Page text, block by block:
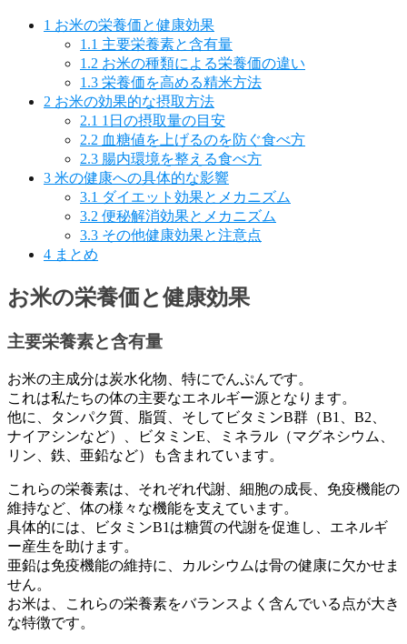
1 お米の栄養価と健康効果
1.1 主要栄養素と含有量
1.2 お米の種類による栄養価の違い
1.3 栄養価を高める精米方法
2 お米の効果的な摂取方法
2.1 1日の摂取量の目安
2.2 血糖値を上げるのを防ぐ食べ方
2.3 腸内環境を整える食べ方
3 米の健康への具体的な影響
3.1 ダイエット効果とメカニズム
3.2 便秘解消効果とメカニズム
3.3 その他健康効果と注意点
4 まとめ
お米の栄養価と健康効果
主要栄養素と含有量
お米の主成分は炭水化物、特にでんぷんです。
これは私たちの体の主要なエネルギー源となります。
他に、タンパク質、脂質、そしてビタミンB群（B1、B2、
ナイアシンなど）、ビタミンE、ミネラル（マグネシウム、
リン、鉄、亜鉛など）も含まれています。
これらの栄養素は、それぞれ代謝、細胞の成長、免疫機能の
維持など、体の様々な機能を支えています。
具体的には、ビタミンB1は糖質の代謝を促進し、エネルギ
ー産生を助けます。
亜鉛は免疫機能の維持に、カルシウムは骨の健康に欠かせま
せん。
お米は、これらの栄養素をバランスよく含んでいる点が大き
な特徴です。